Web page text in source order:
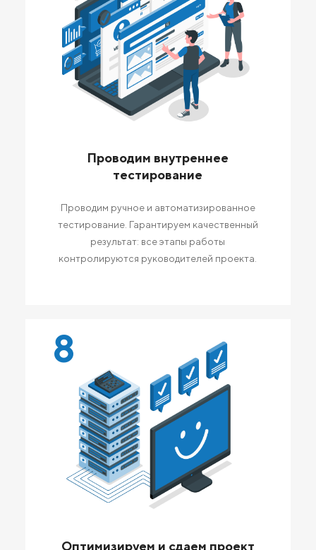
Проводим внутреннее
тестирование
Проводим ручное и автоматизированное
тестирование. Гарантируем качественный
результат: все этапы работы
контролируются руководителей проекта.
8
Оптимизируем и сдаем проект